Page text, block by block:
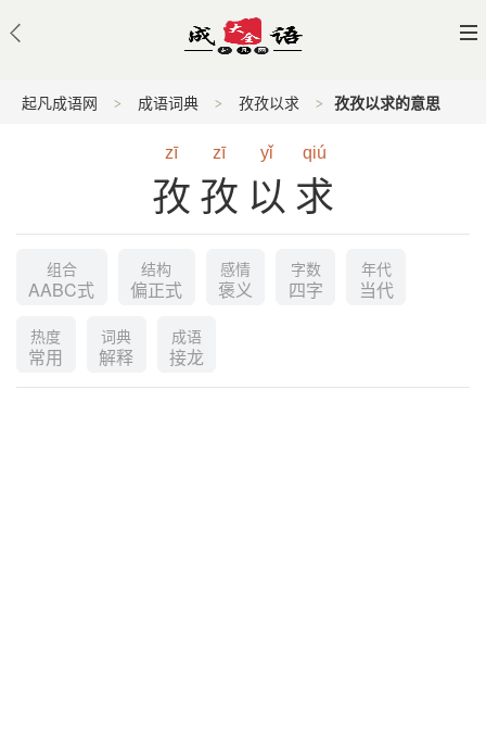
起凡成语网 成语词典 孜孜以求 孜孜以求的意思
zī zī yǐ qiú
孜孜以求
组合
AABC式
结构
偏正式
感情
褒义
字数
四字
年代
当代
热度
常用
词典
解释
成语
接龙